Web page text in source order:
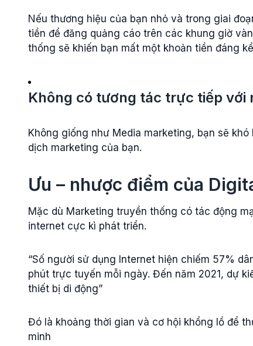
Nếu thương hiệu của bạn nhỏ và trong giai
tiền để đăng quảng cáo trên các khung giờ
thống sẽ khiến bạn mất một khoản tiền đáng
Không có tương tác trực tiếp với
Không giống như Media marketing, bạn sẽ
dịch marketing của bạn.
Ưu – nhược điểm của
Mặc dù Marketing truyền thống có tác động
internet cực kì phát triển.
“Số người sử dụng Internet hiện chiếm 57%
phút trực tuyến mỗi ngày. Đến năm 2021, dự
thiết bị di động”
Đó là khoảng thời gian và cơ hội khổng lồ để
minh